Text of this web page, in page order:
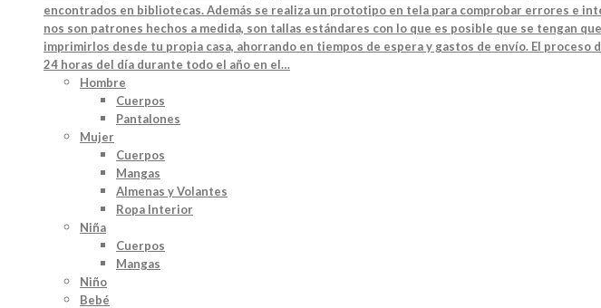
encontrados en bibliotecas. Además se realiza un prototipo en tela para comprobar errores e
nos son patrones hechos a medida, son tallas estándares con lo que es posible que se tengan
imprimirlos desde tu propia casa, ahorrando en tiempos de espera y gastos de envío. El
24 horas del día durante todo el año en el…
Hombre
Cuerpos
Pantalones
Mujer
Cuerpos
Mangas
Almenas y Volantes
Ropa Interior
Niña
Cuerpos
Mangas
Niño
Bebé